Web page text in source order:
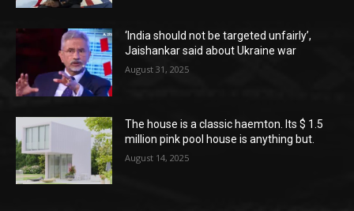
‘India should not be targeted unfairly’,
Jaishankar said about Ukraine war
August 31, 2025
The house is a classic haemton. Its $ 1.5
million pink pool house is anything but.
August 14, 2025